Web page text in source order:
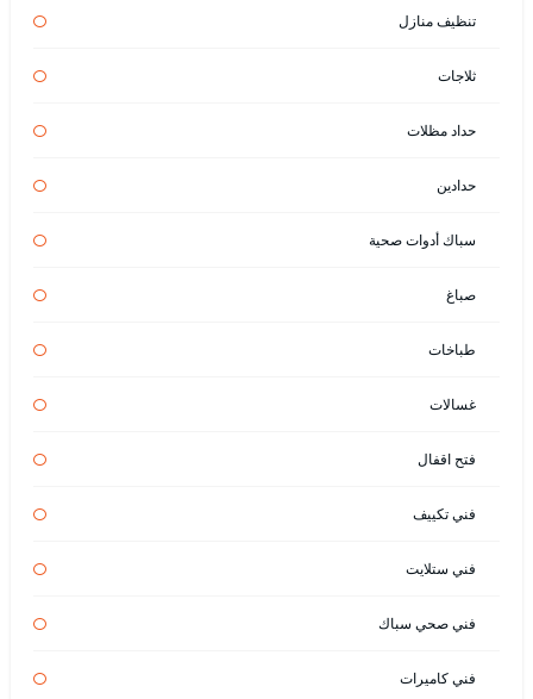
تنظيف منازل
ثلاجات
حداد مظلات
حدادين
سباك أدوات صحية
صباغ
طباخات
غسالات
فتح اقفال
فني تكييف
فني ستلايت
فني صحي سباك
فني كاميرات